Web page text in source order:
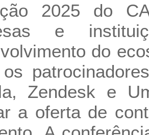
2025 do
e
do
Zendesk e
a oferta de